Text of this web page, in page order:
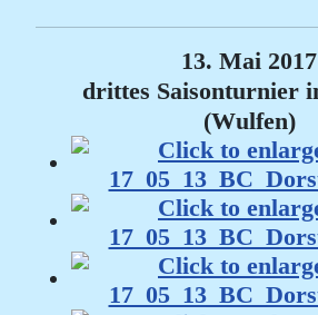
13. Mai 2017
drittes Saisonturnier
(Wulfen)